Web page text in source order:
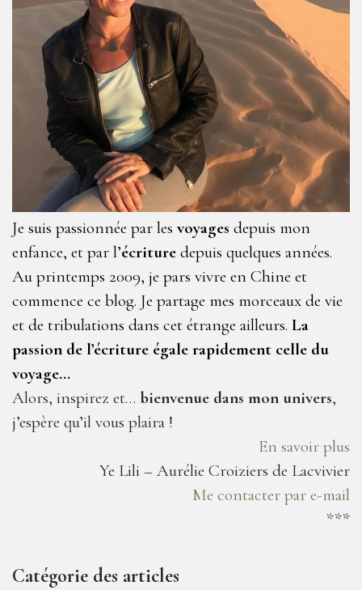
Je suis passionnée par les voyages depuis mon
enfance, et par l’écriture depuis quelques années.
Au printemps 2009, je pars vivre en Chine et
commence ce blog. Je partage mes morceaux de vie
et de tribulations dans cet étrange ailleurs. La
passion de l’écriture égale rapidement celle du
voyage…
Alors, inspirez et… bienvenue dans mon univers,
j’espère qu’il vous plaira !
En savoir plus
Ye Lili – Aurélie Croiziers de Lacvivier
Me contacter par e-mail
***
Catégorie des articles